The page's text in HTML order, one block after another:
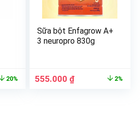
20%
Sữa bột Enfagrow A+
3 neuropro 830g
555.000 ₫ 2%